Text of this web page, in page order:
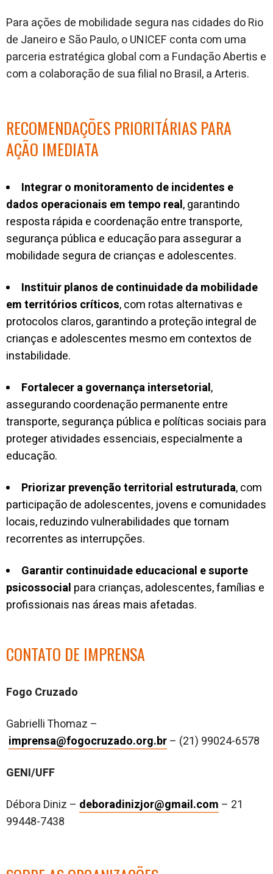
Para ações de mobilidade segura nas cidades do Rio
de Janeiro e São Paulo, o UNICEF conta com uma
parceria estratégica global com a Fundação Abertis e
com a colaboração de sua filial no Brasil, a Arteris.
RECOMENDAÇÕES PRIORITÁRIAS PARA
AÇÃO IMEDIATA
Integrar o monitoramento de incidentes e
dados operacionais em tempo real, garantindo
resposta rápida e coordenação entre transporte,
segurança pública e educação para assegurar a
mobilidade segura de crianças e adolescentes.
Instituir planos de continuidade da mobilidade
em territórios críticos, com rotas alternativas e
protocolos claros, garantindo a proteção integral de
crianças e adolescentes mesmo em contextos de
instabilidade.
Fortalecer a governança intersetorial,
assegurando coordenação permanente entre
transporte, segurança pública e políticas sociais para
proteger atividades essenciais, especialmente a
educação.
Priorizar prevenção territorial estruturada, com
participação de adolescentes, jovens e comunidades
locais, reduzindo vulnerabilidades que tornam
recorrentes as interrupções.
Garantir continuidade educacional e suporte
psicossocial para crianças, adolescentes, famílias e
profissionais nas áreas mais afetadas.
CONTATO DE IMPRENSA
Fogo Cruzado
Gabrielli Thomaz –
imprensa@fogocruzado.org.br– (21) 99024-6578
GENI/UFF
Débora Diniz – deboradinizjor@gmail.com – 21
99448-7438